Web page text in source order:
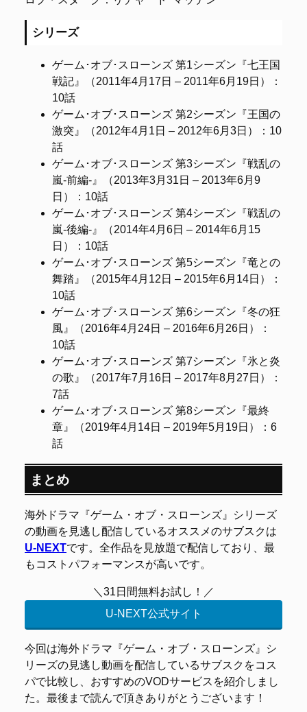
シリーズ
ゲーム･オブ･スローンズ 第1シーズン『七王国
戦記』（2011年4月17日 – 2011年6月19日）
：
10話
ゲーム･オブ･スローンズ 第2シーズン『王国の
激突』（2012年4月1日 – 2012年6月3日）
：10
話
ゲーム･オブ･スローンズ 第3シーズン『戦乱の
嵐-前編-』（2013年3月31日 – 2013年6月9
日）
：10話
ゲーム･オブ･スローンズ 第4シーズン『戦乱の
嵐-後編-』（2014年4月6日 – 2014年6月15
日）
：10話
ゲーム･オブ･スローンズ 第5シーズン『竜との
舞踏』（2015年4月12日 – 2015年6月14日）：
10話
ゲーム･オブ･スローンズ 第6シーズン『冬の狂
風』（2016年4月24日 – 2016年6月26日）：
10話
ゲーム･オブ･スローンズ 第7シーズン『氷と炎
の歌』（2017年7月16日 – 2017年8月27日）：
7話
ゲーム･オブ･スローンズ 第8シーズン『最終
章』（2019年4月14日 – 2019年5月19日）：6
話
まとめ
海外ドラマ『ゲーム・オブ・スローンズ』シリーズ
の動画を見逃し配信しているオススメのサブスクは
U-NEXTです。全作品を見放題で配信しており、最
もコストパフォーマンスが高いです。
＼31日間無料お試し！／
U-NEXT公式サイト
今回は海外ドラマ『ゲーム・オブ・スローンズ』シ
リーズの見逃し動画を配信しているサブスクをコス
パで比較し、おすすめのVODサービスを紹介しまし
た。最後まで読んで頂きありがとうございます！